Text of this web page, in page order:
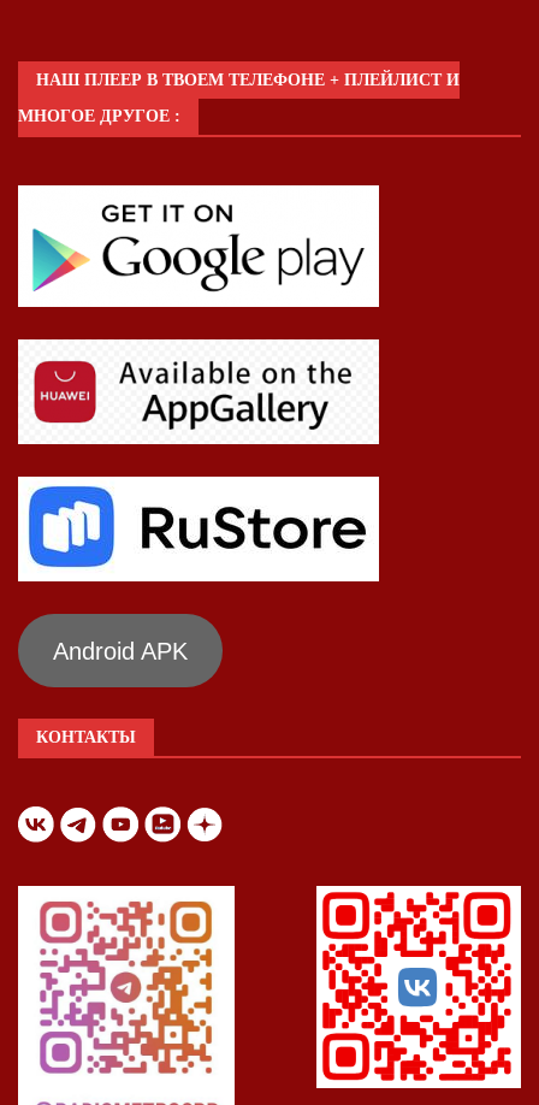
НАШ ПЛЕЕР В ТВОЕМ ТЕЛЕФОНЕ + ПЛЕЙЛИСТ И
МНОГОЕ ДРУГОЕ :
Android APK
КОНТАКТЫ